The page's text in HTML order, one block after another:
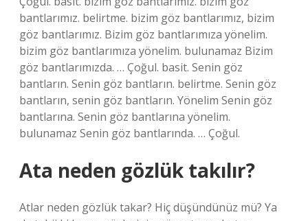
bantlarımız. belirtme. bizim göz bantlarımız, bizim
göz bantlarımız. Bizim göz bantlarımıza yönelim.
bizim göz bantlarımıza yönelim. bulunamaz Bizim
göz bantlarımızda. … Çoğul. basit. Senin göz
bantların. Senin göz bantların. belirtme. Senin göz
bantların, senin göz bantların. Yönelim Senin göz
bantlarına. Senin göz bantlarına yönelim.
bulunamaz Senin göz bantlarında. … Çoğul.
Ata neden gözlük takılır?
Atlar neden gözlük takar? Hiç düşündünüz mü? Ya